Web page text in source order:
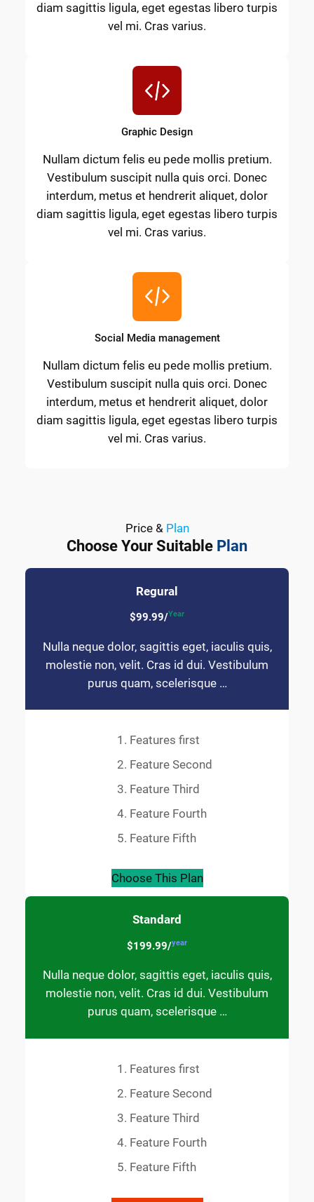
diam sagittis ligula, eget egestas libero turpis
vel mi. Cras varius.
Graphic Design
Nullam dictum felis eu pede mollis pretium.
Vestibulum suscipit nulla quis orci. Donec
interdum, metus et hendrerit aliquet, dolor
diam sagittis ligula, eget egestas libero turpis
vel mi. Cras varius.
Social Media management
Nullam dictum felis eu pede mollis pretium.
Vestibulum suscipit nulla quis orci. Donec
interdum, metus et hendrerit aliquet, dolor
diam sagittis ligula, eget egestas libero turpis
vel mi. Cras varius.
Price & Plan
Choose Your Suitable Plan
Regural
$99.99/Year
Nulla neque dolor, sagittis eget, iaculis quis,
molestie non, velit. Cras id dui. Vestibulum
purus quam, scelerisque …
Features first
Feature Second
Feature Third
Feature Fourth
Feature Fifth
Choose This Plan
Standard
$199.99/year
Nulla neque dolor, sagittis eget, iaculis quis,
molestie non, velit. Cras id dui. Vestibulum
purus quam, scelerisque …
Features first
Feature Second
Feature Third
Feature Fourth
Feature Fifth